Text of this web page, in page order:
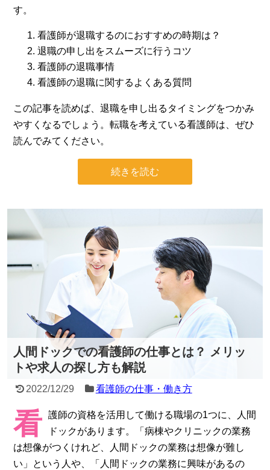
す。
看護師が退職するのにおすすめの時期は？
退職の申し出をスムーズに行うコツ
看護師の退職事情
看護師の退職に関するよくある質問
この記事を読めば、退職を申し出るタイミングをつかみ
やすくなるでしょう。転職を考えている看護師は、ぜひ
読んでみてください。
続きを読む
人間ドックでの看護師の仕事とは？ メリッ
トや求人の探し方も解説
2022/12/29 看護師の仕事・働き方
看 護師の資格を活用して働ける職場の1つに、人間
ドックがあります。「病棟やクリニックの業務
は想像がつくけれど、人間ドックの業務は想像が難し
い」という人や、「人間ドックの業務に興味があるの